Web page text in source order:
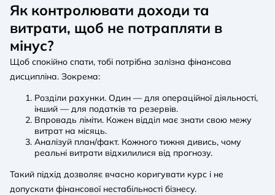
Як контролювати доходи та
витрати, щоб не потрапляти в
мінус?
Щоб спокійно спати, тобі потрібна залізна фінансова
дисципліна. Зокрема:
Розділи рахунки. Один — для операційної діяльності,
інший — для податків та резервів.
Впровадь ліміти. Кожен відділ має знати свою межу
витрат на місяць.
Аналізуй план/факт. Кожного тижня дивись, чому
реальні витрати відхилилися від прогнозу.
Такий підхід дозволяє вчасно коригувати курс і не
допускати фінансової нестабільності бізнесу.